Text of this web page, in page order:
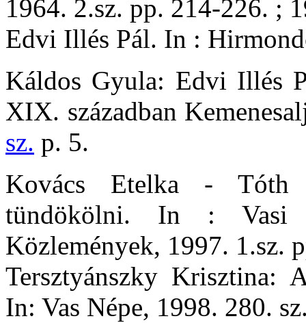
1964. 2.sz. pp. 214-226. ;
Edvi Illés Pál. In :
Káldos Gyula: Edvi Illés
XIX. században
sz. p. 5.
Kovács Etelka - Tóth
tündökölni. In : Vasi
Közlemények, 1997. 1.sz.
Tersztyánszky Krisztina:
In: Vas Népe, 1998. 280.